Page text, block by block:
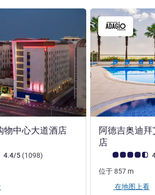
物中心大道酒店3 星
评级)
4.4/5 (1098评论
)
阿德吉奥迪
店
客户意见评级
位于857 m
在地图上看